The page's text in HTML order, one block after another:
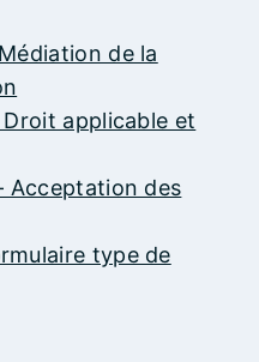
de la
Droit applicable et
Acceptation des
type de